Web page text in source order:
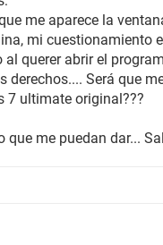
me aparece la
mi cuestionamiento
querer abrir el
derechos.... Será que
7 ultimate original???
que me puedan dar...